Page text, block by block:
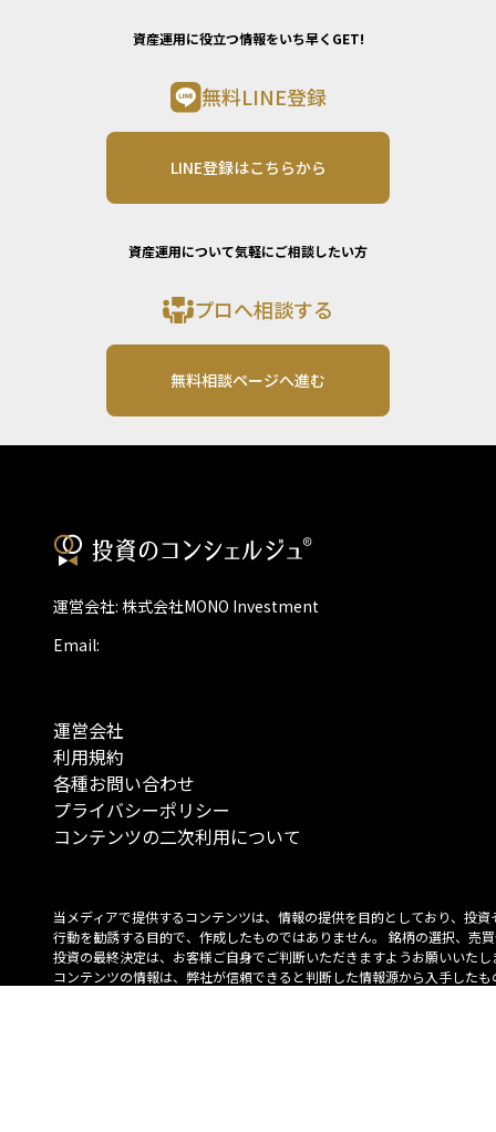
資産運用に役立つ情報をいち早くGET!
無料LINE登録
LINE登録はこちらから
資産運用について気軽にご相談したい方
プロへ相談する
無料相談ページへ進む
運営会社: 株式会社MONO Investment
Email:
運営会社
利用規約
各種お問い合わせ
プライバシーポリシー
コンテンツの二次利用について
当メディアで提供するコンテンツは、情報の提供を目的としており、投資
行動を勧誘する目的で、作成したものではありません。 銘柄の選択、売
投資の最終決定は、お客様ご自身でご判断いただきますようお願いいたし
コンテンツの情報は、弊社が信頼できると判断した情報源から入手したも